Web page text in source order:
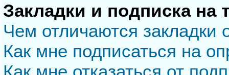
Закладки и подписка на
Чем отличаются закладки
Как мне подписаться на